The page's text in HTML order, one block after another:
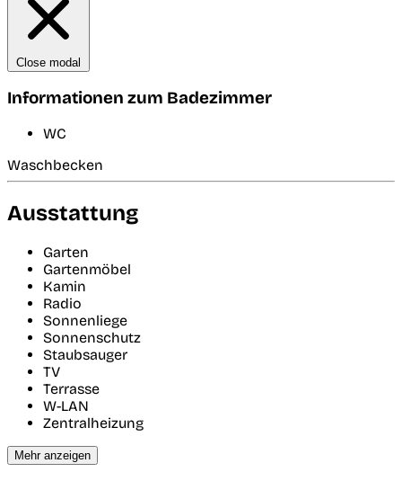
Close modal
Informationen zum Badezimmer
WC
Waschbecken
Ausstattung
Garten
Gartenmöbel
Kamin
Radio
Sonnenliege
Sonnenschutz
Staubsauger
TV
Terrasse
W-LAN
Zentralheizung
Mehr anzeigen